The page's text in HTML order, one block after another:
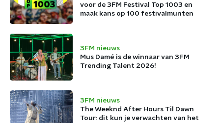
voor de 3FM Festival Top 1003 en
maak kans op 100 festivalmunten
3FM nieuws
Mus Damé is de winnaar van 3FM
Trending Talent 2026!
3FM nieuws
The Weeknd After Hours Til Dawn
Tour: dit kun je verwachten van het